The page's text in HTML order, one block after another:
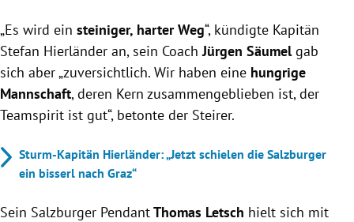
„Es wird ein steiniger, harter Weg“, kündigte Kapitän
Stefan Hierländer an, sein CoachJürgen Säumelgab
sich aber „zuversichtlich. Wir haben eine hungrige
Mannschaft, deren Kern zusammengeblieben ist, der
Teamspirit ist gut“, betonte der Steirer.
Sturm-Kapitän Hierländer: „Jetzt schielen die Salzburger
ein bisserl nach Graz“
Sein Salzburger PendantThomas Letsch hielt sich mit